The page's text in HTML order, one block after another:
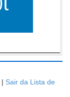
| Sair da Lista de